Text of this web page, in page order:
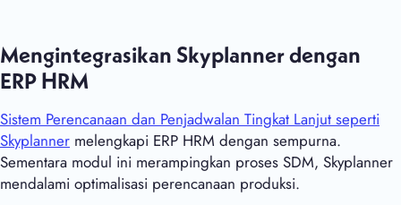
Mengintegrasikan Skyplanner dengan
ERP HRM
Sistem Perencanaan dan Penjadwalan Tingkat Lanjut seperti
Skyplanner melengkapi ERP HRM dengan sempurna.
Sementara modul ini merampingkan proses SDM, Skyplanner
mendalami optimalisasi perencanaan produksi.